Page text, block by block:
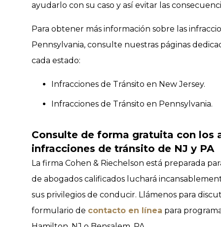
ayudarlo con su caso y así evitar las
Para obtener más información sobre las
Pennsylvania, consulte nuestras páginas
cada estado:
Infracciones de Tránsito en New Jersey.
Infracciones de Tránsito en Pennsylvania.
Consulte de forma gratuita con los
infracciones de tránsito de NJ y PA
La firma Cohen & Riechelson está preparada
de abogados calificados luchará
sus privilegios de conducir. Llámenos para
formulario de contacto en línea para